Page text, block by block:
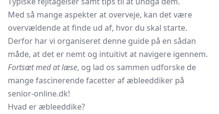
Med så mange aspekter at overveje, kan det være
overvældende at finde ud af, hvor du skal starte.
Derfor har vi organiseret denne guide på en sådan
måde, at det er nemt og intuitivt at navigere igennem.
Fortsæt med at læse, og lad os sammen udforske de
mange fascinerende facetter af æbleeddiker på
senior-online.dk!
Hvad er æbleeddike?